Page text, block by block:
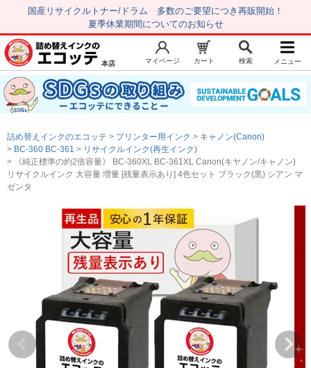
国産リサイクルトナー/ドラム 多数のご要望につき再販開始！
夏季休業期間についてのお知らせ
新規会員登録 マイページ
トップページ お気に入り
注文履歴 レビュー履歴
はじめての方へ
初心者用セット
キャノンインク
エプソンインク
ブラザーインク
詰め替えインク
互換インクボトル
互換インクカートリッジ
本店 マイページ カート 検索 メニュー
詰め替えインクのエコッテ プリンター用インク
キャノン(Canon)
BC-360 BC-361
リサイクルインク(再生インク)
《純正標準の約2倍容量》 BC-360XL BC-361XL Canon(キヤノン/キャノン)
リサイクルインク 大容量 増量 [残量表示あり] 4色セット ブラック(黒) シアン マ
ゼンタ